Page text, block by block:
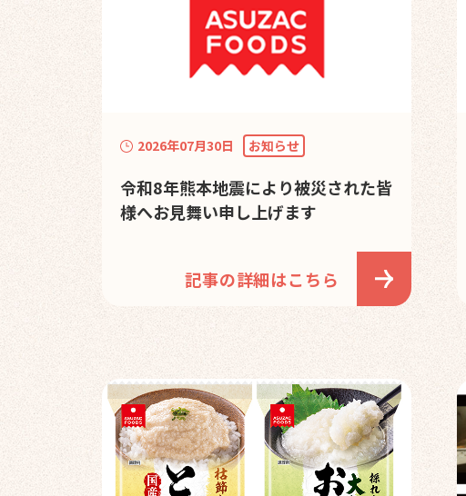
2026年07月30日 お知らせ
令和8年熊本地震により被災された皆
様へお見舞い申し上げます
記事の詳細はこちら